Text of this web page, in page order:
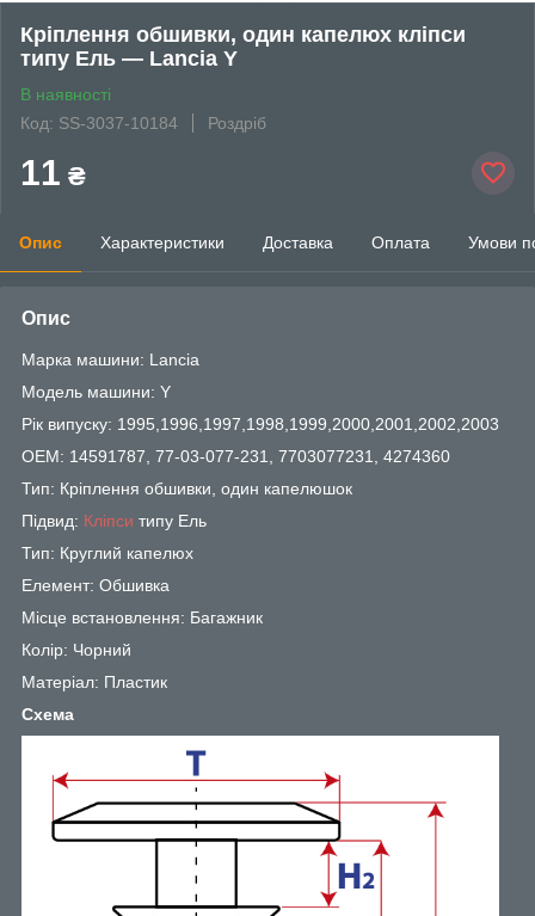
Кріплення обшивки, один капелюх кліпси
типу Ель — Lancia Y
В наявності
Код: SS-3037-10184
Роздріб
11 ₴
Опис Характеристики Доставка Оплата Умови
Опис
Марка машини: Lancia
Модель машини: Y
Рік випуску: 1995,1996,1997,1998,1999,2000,2001,2002,2003
OEM: 14591787, 77-03-077-231, 7703077231, 4274360
Тип: Кріплення обшивки, один капелюшок
Підвид: Кліпси типу Ель
Тип: Круглий капелюх
Елемент: Обшивка
Місце встановлення: Багажник
Колір: Чорний
Матеріал: Пластик
Схема